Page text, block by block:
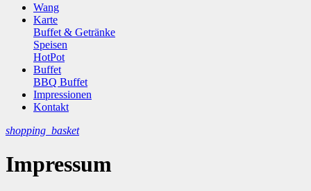
Wang
Karte
Buffet & Getränke
Speisen
HotPot
Buffet
BBQ Buffet
Impressionen
Kontakt
shopping_basket
Impressum